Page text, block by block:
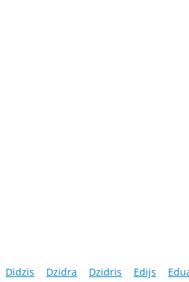
Didzis Dzidra Dzidris Edijs